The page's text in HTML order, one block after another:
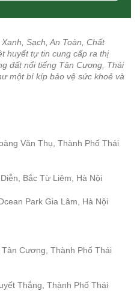
Sạch, An Toàn, Chất
huyết tự tin cung cấp ra thị
đất nổi tiếng Tân Cương, Thái
một bí kíp bảo vệ sức khoẻ và
Văn Thụ, Thành Phố Thái
Bắc Từ Liêm, Hà Nội
Park Gia Lâm, Hà Nội
Cương, Thành Phố Thái
Thắng, Thành Phố Thái